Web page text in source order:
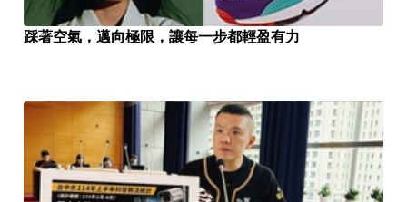
踩著空氣，邁向極限，讓每一步都輕盈有力